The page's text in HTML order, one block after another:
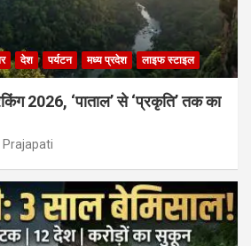
देश पर्यटन मध्य प्रदेश लाइफ स्टाइल
2026, ‘पाताल’ से ‘प्रकृति’ तक का
Prajapati